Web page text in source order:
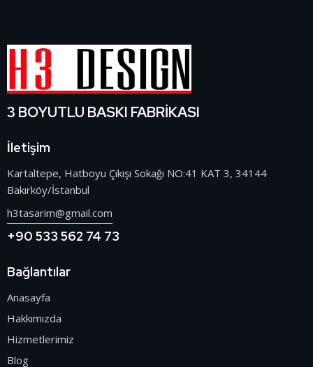
3 BOYUTLU BASKI FABRİKASI
İletişim
Kartaltepe, Hatboyu Çıkışı Sokağı NO:41 KAT 3, 34144
Bakırköy/İstanbul
h3tasarim@gmail.com
+90 533 562 74 73
Bağlantılar
Anasayfa
Hakkımızda
Hizmetlerimiz
Blog